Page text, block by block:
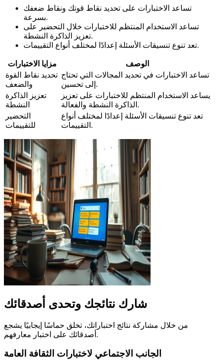
تساعد الاختبارات على تحديد نقاط قوتك ونقاط ضعفك
بسرعة.
تساعد الاستخدام المنتظم للاختبارات خلال التحضير على
تعزيز الذاكرة النشطة.
تعد تنوع تنسيقات الأسئلة إعدادًا لمختلف أنواع التقييمات.
مزايا الاختبارات
الوصف
تحديد نقاط القوة
والضعف
تساعد الاختبارات في تحديد المجالات التي تحتاج
إلى تحسين.
تعزيز الذاكرة
النشطة
يساعد الاستخدام المنتظم للاختبارات على تعزيز
الذاكرة النشطة والفعالة.
التحضير
للتقييمات
تعد تنوع تنسيقات الأسئلة إعدادًا لمختلف أنواع
التقييمات.
شارك نتائجك وتحدى أصدقائك
من خلال مشاركة نتائج اختباراتك، تخلق حماسًا إيجابيًا يشجع
أصدقائك على اختبار معارفهم.
الجانب الاجتماعي لاختبارات الثقافة العامة